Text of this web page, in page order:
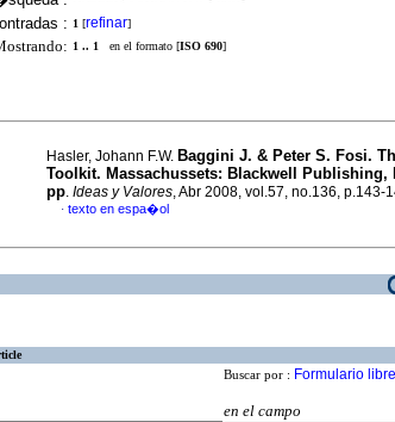
: 1 [refinar]
1 .. 1 en el formato [ISO 690]
Hasler, Johann F.W. Baggini J. & Peter S. Fosi.
Toolkit. Massachussets: Blackwell Publishing,
pp. Ideas y Valores, Abr 2008, vol.57, no.136, p.143-
· texto en espa�ol
Buscar por : Formulario libre
en el campo